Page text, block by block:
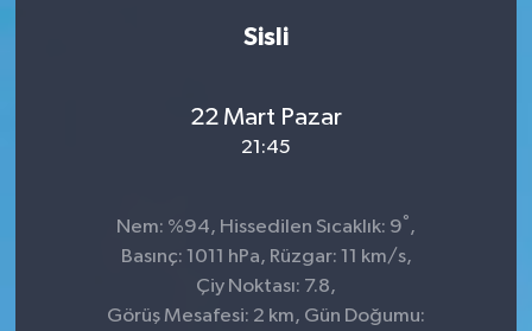
Sisli
22 Mart Pazar
21:45
Nem: %94, Hissedilen Sıcaklık: 9° ,
Basınç: 1011 hPa, Rüzgar: 11 km/s,
Çiy Noktası: 7.8,
Görüş Mesafesi: 2 km, Gün Doğumu: